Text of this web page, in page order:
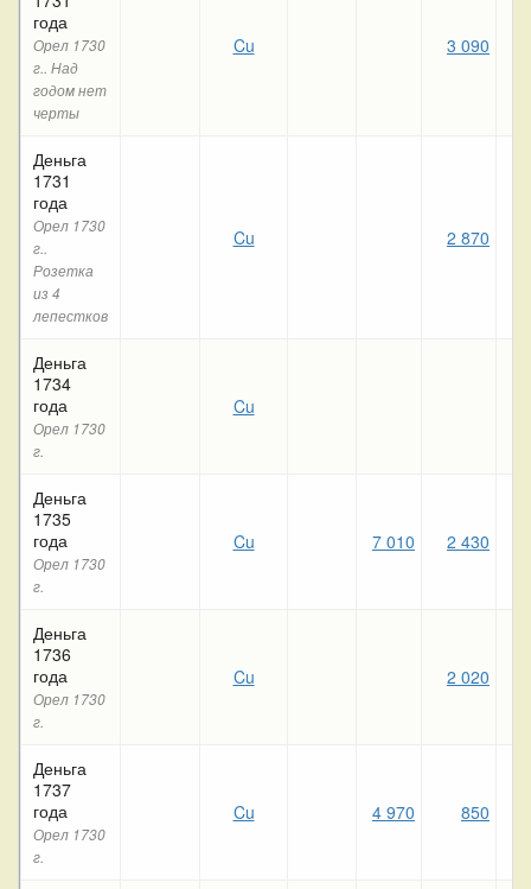
года
Орел 1730
г.. Над
годом нет
черты
Cu 3 090
Деньга
1731
года
Орел 1730
г..
Розетка
из 4
лепестков
Cu 2 870
Деньга
1734
года
Орел 1730
г.
Cu
Деньга
1735
года
Орел 1730
г.
Cu 7 010 2 430
Деньга
1736
года
Орел 1730
г.
Cu 2 020
Деньга
1737
года
Орел 1730
г.
Cu 4 970 850